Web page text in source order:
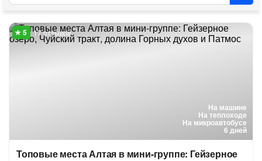
На машине
На теплоходе
На микроавтобусе
6 дней
17 отзывов
Топовые места Алтая в мини-группе: Гейзерное